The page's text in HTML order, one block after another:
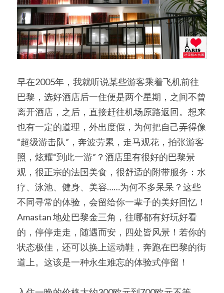
早在2005年，我就听说某些游客乘着飞机前往
巴黎，选好酒店后一住便是两个星期，之间不曾
离开酒店，之后，直接赶往机场原路返回。想来
也有一定的道理，外出度假，为何把自己弄得像
“超级游击队”，奔波劳累，走马观花，拍张游客
照，炫耀“到此一游”？酒店里有很好的巴黎景
观，很正宗的法国美食，很舒适的附带服务：水
疗、泳池、健身、美容……为何不多呆呆？这些
不同寻常的体验，会留给你一辈子的美好回忆！
Amastan 地处巴黎金三角，往哪都有好玩好看
的，停停走走，随遇而安，四处皆风景！若你的
状态极佳，还可以换上运动鞋，奔跑在巴黎的街
道上。这该是一种永生难忘的体验式停留！